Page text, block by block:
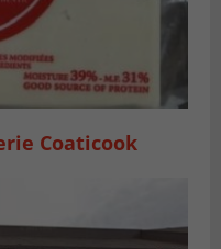
Coaticook